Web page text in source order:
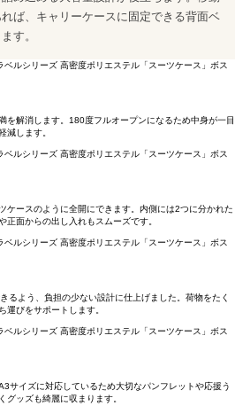
ば、キャリーケースに固定できる背面ベ
す。
を解消します。180度フルオープンになるため中身が一目
減します。
ケースのように全開にできます。内側には2つに分かれた
正面からの出し入れもスムーズです。
るよう、負担の少ない設計に仕上げました。荷物をたく
運びをサポートします。
サイズに対応しているため大切なパンフレットや応援う
グッズも綺麗に収まります。